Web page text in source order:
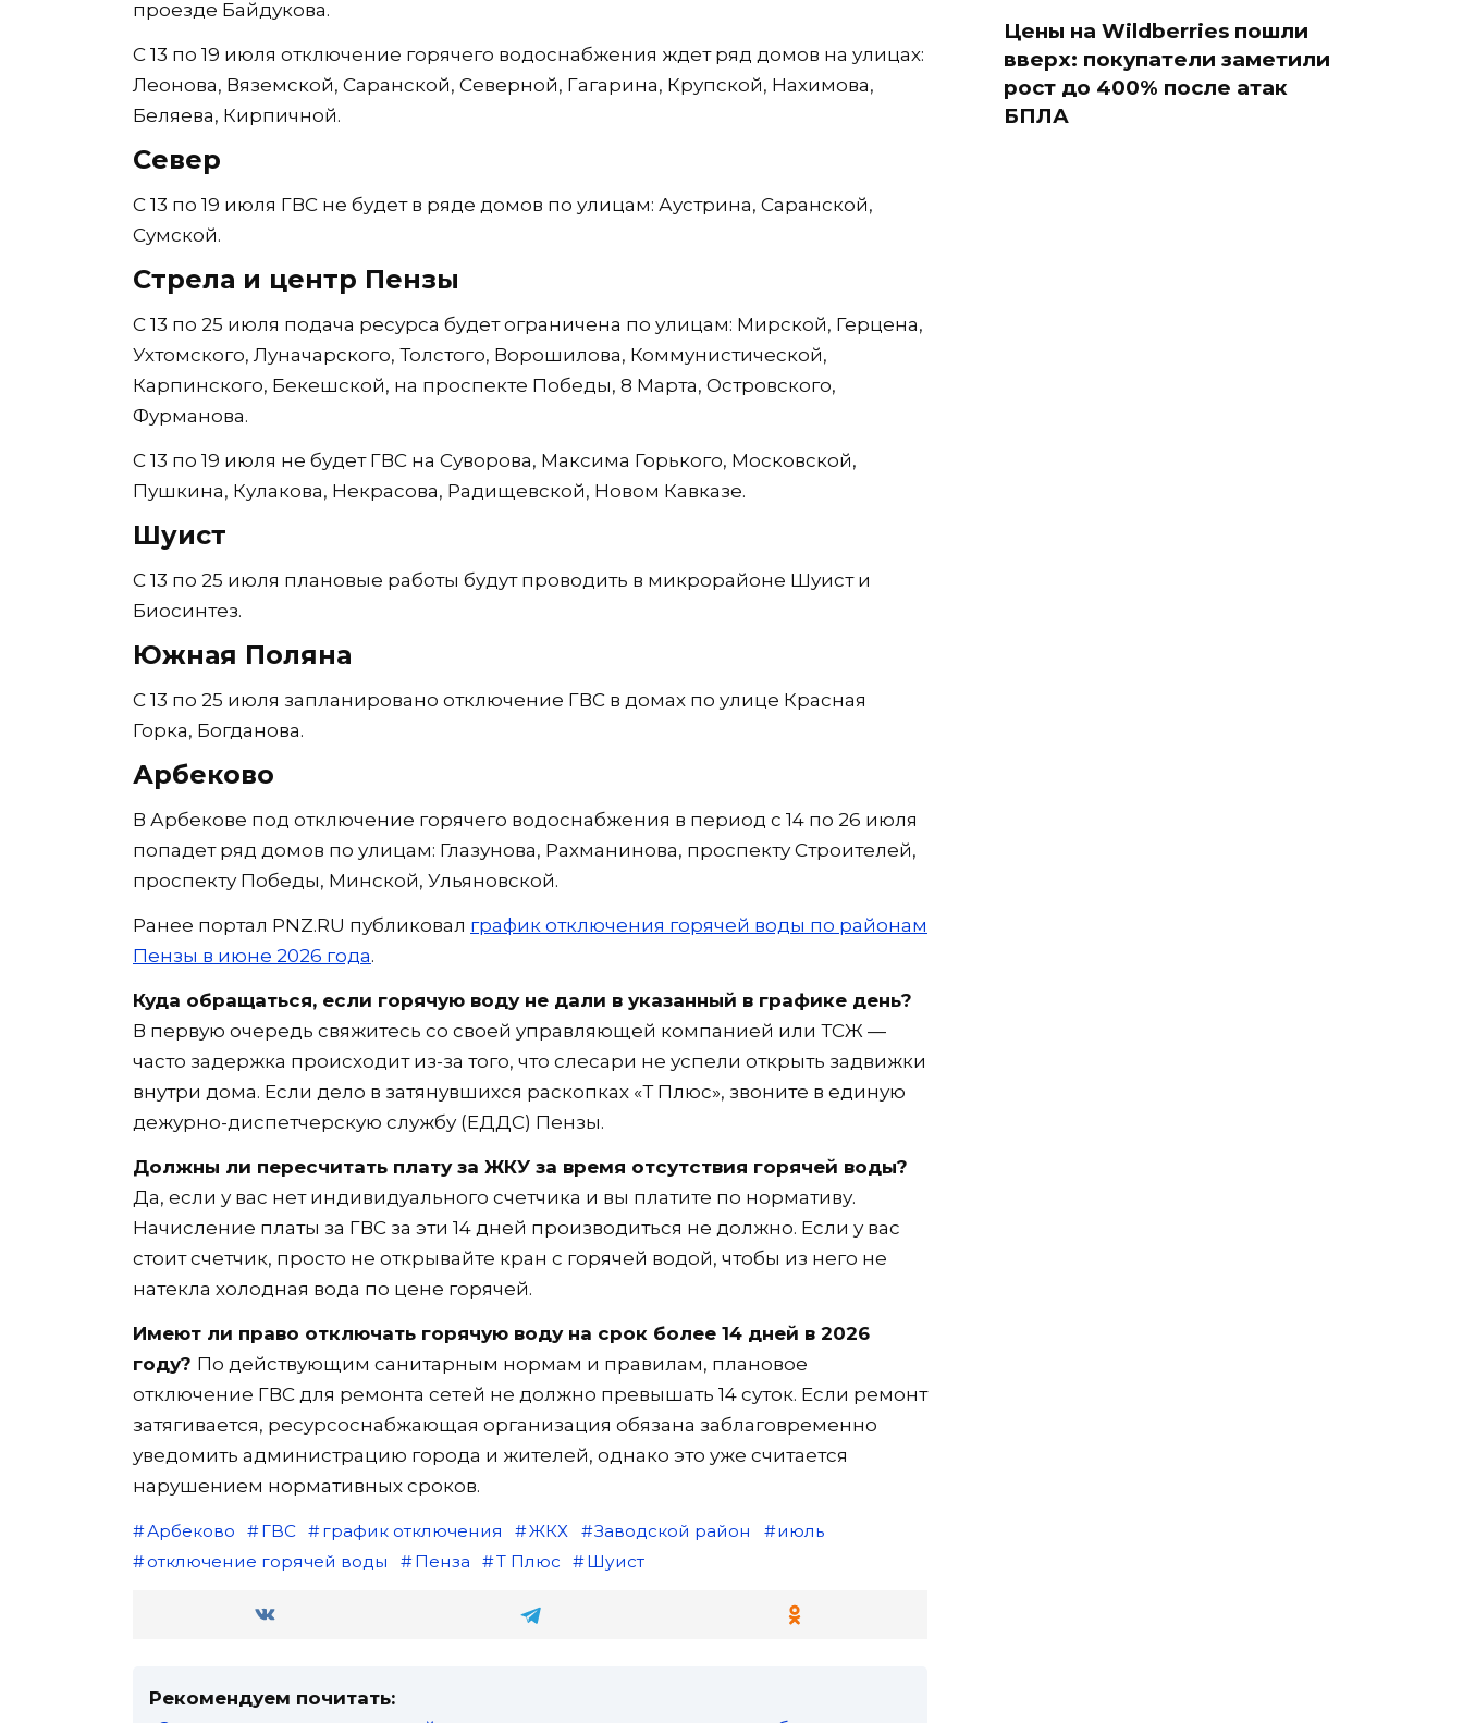
проезде Байдукова.
С 13 по 19 июля отключение горячего водоснабжения ждет ряд домов на улицах:
Леонова, Вяземской, Саранской, Северной, Гагарина, Крупской, Нахимова,
Беляева, Кирпичной.
Север
С 13 по 19 июля ГВС не будет в ряде домов по улицам: Аустрина, Саранской,
Сумской.
Стрела и центр Пензы
С 13 по 25 июля подача ресурса будет ограничена по улицам: Мирской, Герцена,
Ухтомского, Луначарского, Толстого, Ворошилова, Коммунистической,
Карпинского, Бекешской, на проспекте Победы, 8 Марта, Островского,
Фурманова.
С 13 по 19 июля не будет ГВС на Суворова, Максима Горького, Московской,
Пушкина, Кулакова, Некрасова, Радищевской, Новом Кавказе.
Шуист
С 13 по 25 июля плановые работы будут проводить в микрорайоне Шуист и
Биосинтез.
Южная Поляна
С 13 по 25 июля запланировано отключение ГВС в домах по улице Красная
Горка, Богданова.
Арбеково
В Арбекове под отключение горячего водоснабжения в период с 14 по 26 июля
попадет ряд домов по улицам: Глазунова, Рахманинова, проспекту Строителей,
проспекту Победы, Минской, Ульяновской.
Ранее портал PNZ.RU публиковал график отключения горячей воды по районам
Пензы в июне 2026 года.
Куда обращаться, если горячую воду не дали в указанный в графике день?
В первую очередь свяжитесь со своей управляющей компанией или ТСЖ —
часто задержка происходит из-за того, что слесари не успели открыть задвижки
внутри дома. Если дело в затянувшихся раскопках «Т Плюс», звоните в единую
дежурно-диспетчерскую службу (ЕДДС) Пензы.
Должны ли пересчитать плату за ЖКУ за время отсутствия горячей воды?
Да, если у вас нет индивидуального счетчика и вы платите по нормативу.
Начисление платы за ГВС за эти 14 дней производиться не должно. Если у вас
стоит счетчик, просто не открывайте кран с горячей водой, чтобы из него не
натекла холодная вода по цене горячей.
Имеют ли право отключать горячую воду на срок более 14 дней в 2026
году? По действующим санитарным нормам и правилам, плановое
отключение ГВС для ремонта сетей не должно превышать 14 суток. Если ремонт
затягивается, ресурсоснабжающая организация обязана заблаговременно
уведомить администрацию города и жителей, однако это уже считается
нарушением нормативных сроков.
Арбеково ГВС график отключения ЖКХ Заводской район
июль
отключение горячей воды
Пенза Т Плюс Шуист
Рекомендуем почитать:
Цены на Wildberries пошли
вверх: покупатели заметили
рост до 400% после атак
БПЛА